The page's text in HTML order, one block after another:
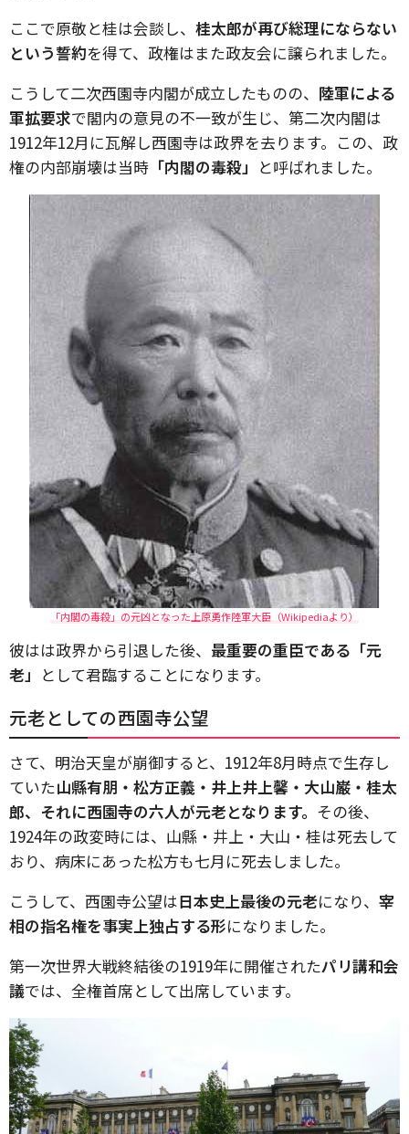
ここで原敬と桂は会談し、 桂太郎が再び総理にならない
という誓約を得て、政権はまた政友会に譲られました。
こうして二次西園寺内閣が成立したものの、 陸軍による
軍拡要求で閣内の意見の不一致が生じ、第二次内閣は
1912年12月に瓦解し西園寺は政界を去ります。この、政
権の内部崩壊は当時 「内閣の毒殺」 と呼ばれました。
「内閣の毒殺」の元凶となった上原勇作陸軍大臣（Wikipediaより）
彼はは政界から引退した後、 最重要の重臣である「元
老」 として君臨することになります。
元老としての西園寺公望
さて、明治天皇が崩御すると、1912年8月時点で生存し
ていた山縣有朋・松方正義・井上井上馨・大山巌・桂太
郎、それに西園寺の六人が元老となります。 その後、
1924年の政変時には、山縣・井上・大山・桂は死去して
おり、病床にあった松方も七月に死去しました。
こうして、西園寺公望は日本史上最後の元老になり、 宰
相の指名権を事実上独占する形になりました。
第一次世界大戦終結後の1919年に開催されたパリ講和会
議では、全権首席として出席しています。